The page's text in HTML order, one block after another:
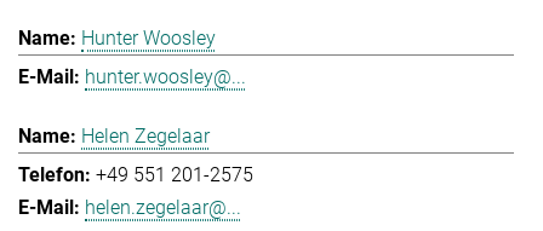
Hunter Woosley
hunter.woosley@...
Helen Zegelaar
+49 551 201-2575
helen.zegelaar@...